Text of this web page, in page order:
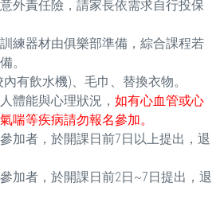
外責任險，請家長依需求自行投保
訓練器材由俱樂部準備，綜合課程若
。
有飲水機)、毛巾、替換衣物。
體能與心理狀況， 如有心血管或心
喘等疾病請勿報名參加。
加者，於開課日前7日以上提出，退
加者，於開課日前2日~7日提出，退